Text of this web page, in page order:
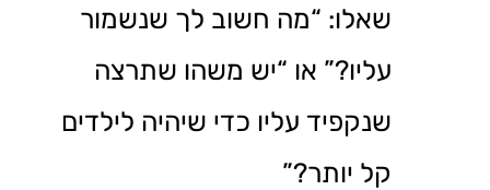
שאלו: “מה חשוב לך שנשמור
עליו?” או “יש משהו שתרצה
שנקפיד עליו כדי שיהיה לילדים
קל יותר?”